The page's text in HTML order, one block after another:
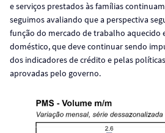
e serviços prestados às famílias
seguimos avaliando que a perspectiva
função do mercado de trabalho aquecido
doméstico, que deve continuar sendo
dos indicadores de crédito e pelas
aprovadas pelo governo.